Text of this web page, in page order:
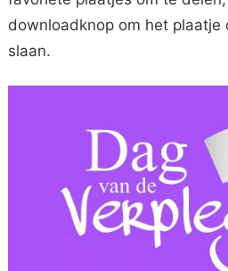
downloadknop om het plaatje
slaan.